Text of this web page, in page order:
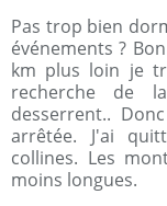
Pas trop bien
événements ?
km plus loin je
recherche de
desserrent..
arrêtée. J'ai
collines. Les
moins longues.